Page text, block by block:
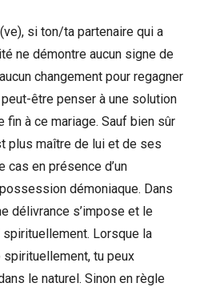
si ton/ta partenaire qui a
ne démontre aucun signe de
changement pour regagner
être penser à une solution
fin à ce mariage. Sauf bien sûr
plus maître de lui et de ses
cas en présence d’un
démoniaque. Dans
délivrance s’impose et le
Lorsque la
tu peux
le naturel. Sinon en règle